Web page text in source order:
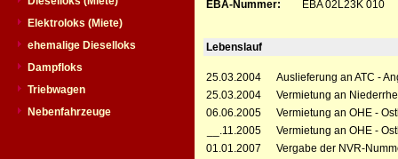
Elektroloks (Miete)
ehemalige Dieselloks
Dampfloks
Triebwagen
Nebenfahrzeuge
EBA-Nummer:
EBA 02L23K 010
Lebenslauf
25.03.2004
Auslieferung an ATC -
25.03.2004
Vermietung an
06.06.2005
Vermietung an OHE -
__.11.2005
Vermietung an OHE -
01.01.2007
Vergabe der NVR-